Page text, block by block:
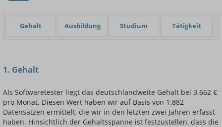
Gehalt Ausbildung Studium Tätigkeit
1. Gehalt
Als Softwaretester liegt das deutschlandweite Gehalt bei 3.662 €
pro Monat. Diesen Wert haben wir auf Basis von 1.882
Datensätzen ermittelt, die wir in den letzten zwei Jahren erfasst
haben. Hinsichtlich der Gehaltsspanne ist festzustellen, dass die